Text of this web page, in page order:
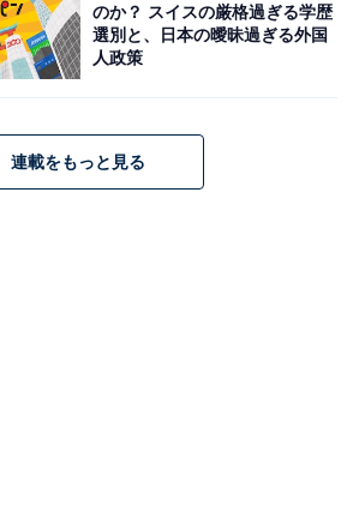
のか？ スイスの厳格過ぎる学歴
選別と、日本の曖昧過ぎる外国
人政策
連載をもっと見る